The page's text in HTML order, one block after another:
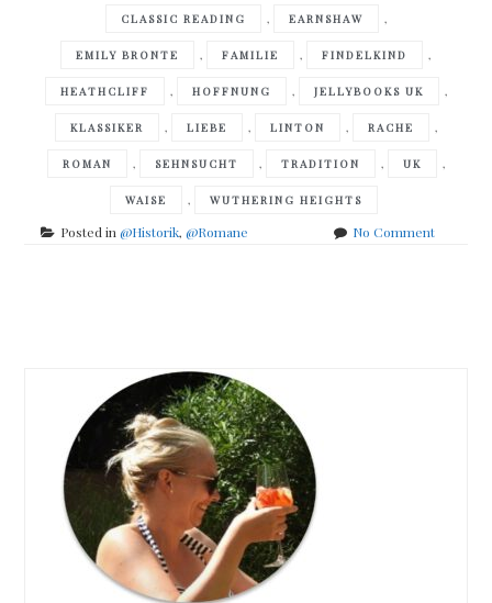
CLASSIC READING , EARNSHAW ,
EMILY BRONTE , FAMILIE , FINDELKIND ,
HEATHCLIFF , HOFFNUNG , JELLYBOOKS UK ,
KLASSIKER , LIEBE , LINTON , RACHE ,
ROMAN , SEHNSUCHT , TRADITION , UK ,
WAISE , WUTHERING HEIGHTS
Posted in@Historik,@Romane No Commenton
navigation